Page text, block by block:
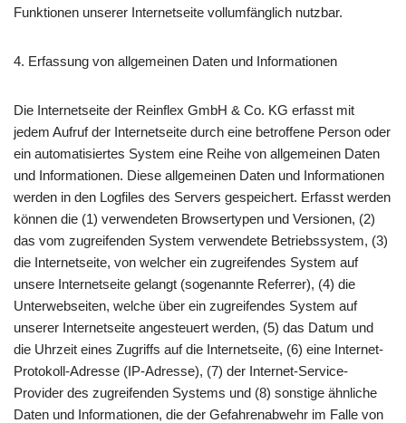
Funktionen unserer Internetseite vollumfänglich nutzbar.
4. Erfassung von allgemeinen Daten und Informationen
Die Internetseite der Reinflex GmbH & Co. KG erfasst mit
jedem Aufruf der Internetseite durch eine betroffene Person oder
ein automatisiertes System eine Reihe von allgemeinen Daten
und Informationen. Diese allgemeinen Daten und Informationen
werden in den Logfiles des Servers gespeichert. Erfasst werden
können die (1) verwendeten Browsertypen und Versionen, (2)
das vom zugreifenden System verwendete Betriebssystem, (3)
die Internetseite, von welcher ein zugreifendes System auf
unsere Internetseite gelangt (sogenannte Referrer), (4) die
Unterwebseiten, welche über ein zugreifendes System auf
unserer Internetseite angesteuert werden, (5) das Datum und
die Uhrzeit eines Zugriffs auf die Internetseite, (6) eine Internet-
Protokoll-Adresse (IP-Adresse), (7) der Internet-Service-
Provider des zugreifenden Systems und (8) sonstige ähnliche
Daten und Informationen, die der Gefahrenabwehr im Falle von